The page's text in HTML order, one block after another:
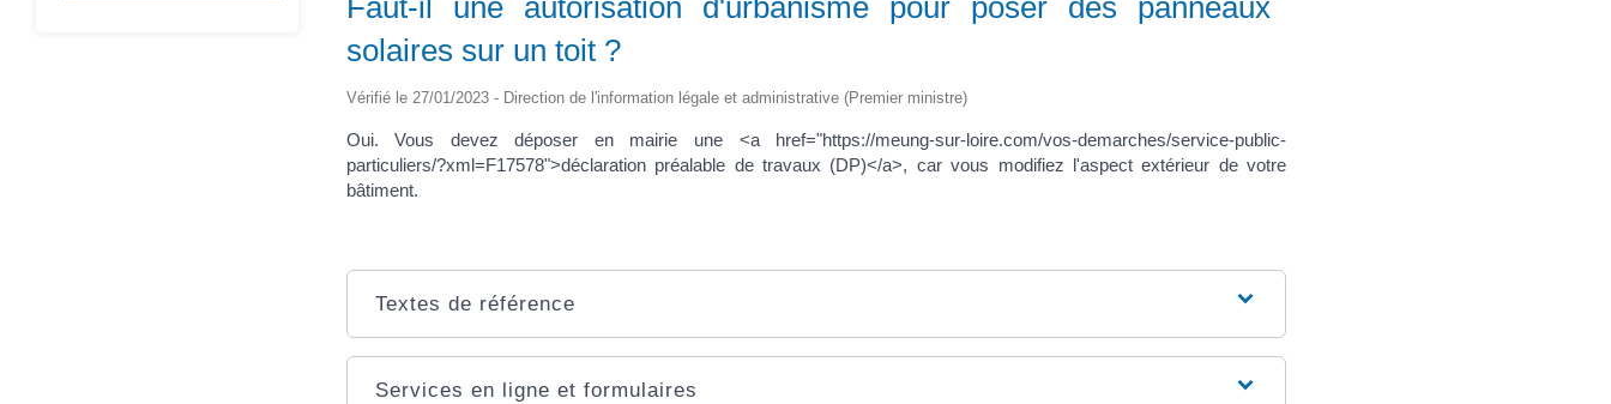
Faut-il une autorisation d'urbanisme pour poser des panneaux
solaires sur un toit ?
Vérifié le 27/01/2023 - Direction de l'information légale et administrative (Premier ministre)
Oui. Vous devez déposer en mairie une <a href="https://meung-sur-loire.com/vos-demarches/service-public-
particuliers/?xml=F17578">déclaration préalable de travaux (DP)</a>, car vous modifiez l'aspect extérieur de votre
bâtiment.
Textes de référence
Services en ligne et formulaires